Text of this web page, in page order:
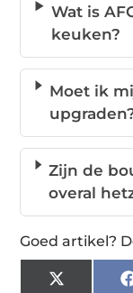
Wat is
keuken?
Moet ik
Zijn de
overal
Goed artikel?
X